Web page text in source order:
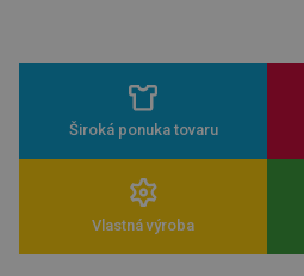
Široká ponuka tovaru
Vlastná výroba